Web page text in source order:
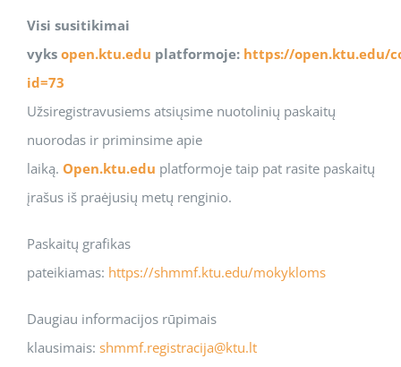
Visi susitikimai
vyks open.ktu.edu platformoje: https://open.ktu.edu/
id=73
Užsiregistravusiems atsiųsime nuotolinių paskaitų
nuorodas ir priminsime apie
laiką. Open.ktu.edu platformoje taip pat rasite paskaitų
įrašus iš praėjusių metų renginio.
Paskaitų grafikas
pateikiamas: https://shmmf.ktu.edu/mokykloms
Daugiau informacijos rūpimais
klausimais: shmmf.registracija@ktu.lt